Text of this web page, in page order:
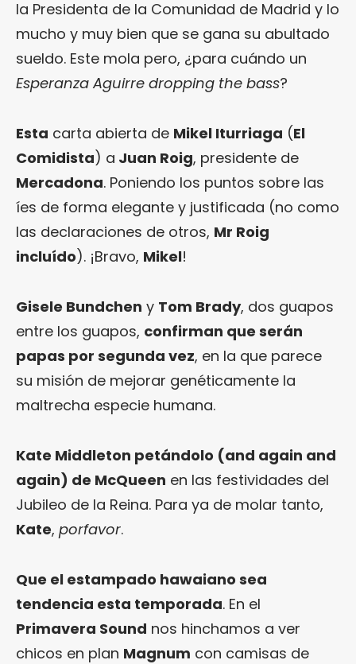
la Presidenta de la Comunidad de Madrid y lo
mucho y muy bien que se gana su abultado
sueldo. Este mola pero, ¿para cuándo un
Esperanza Aguirre dropping the bass?
Esta carta abierta de Mikel Iturriaga (El
Comidista) a Juan Roig, presidente de
Mercadona. Poniendo los puntos sobre las
íes de forma elegante y justificada (no como
las declaraciones de otros, Mr Roig
incluído). ¡Bravo, Mikel!
Gisele Bundchen y Tom Brady, dos guapos
entre los guapos, confirman que serán
papas por segunda vez, en la que parece
su misión de mejorar genéticamente la
maltrecha especie humana.
Kate Middleton petándolo (and again and
again) de McQueen en las festividades del
Jubileo de la Reina. Para ya de molar tanto,
Kate, porfavor.
Que el estampado hawaiano sea
tendencia esta temporada. En el
Primavera Sound nos hinchamos a ver
chicos en plan Magnum con camisas de